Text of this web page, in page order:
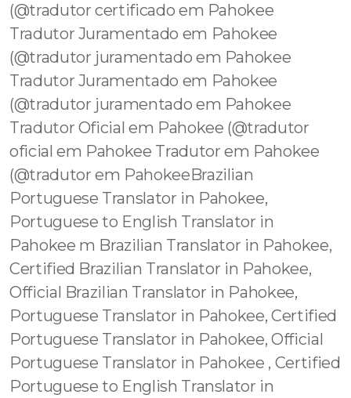
(@tradutor certificado em Pahokee
Tradutor Juramentado em Pahokee
(@tradutor juramentado em Pahokee
Tradutor Juramentado em Pahokee
(@tradutor juramentado em Pahokee
Tradutor Oficial em Pahokee (@tradutor
oficial em Pahokee Tradutor em Pahokee
(@tradutor em PahokeeBrazilian
Portuguese Translator in Pahokee,
Portuguese to English Translator in
Pahokee m Brazilian Translator in Pahokee,
Certified Brazilian Translator in Pahokee,
Official Brazilian Translator in Pahokee,
Portuguese Translator in Pahokee, Certified
Portuguese Translator in Pahokee, Official
Portuguese Translator in Pahokee , Certified
Portuguese to English Translator in